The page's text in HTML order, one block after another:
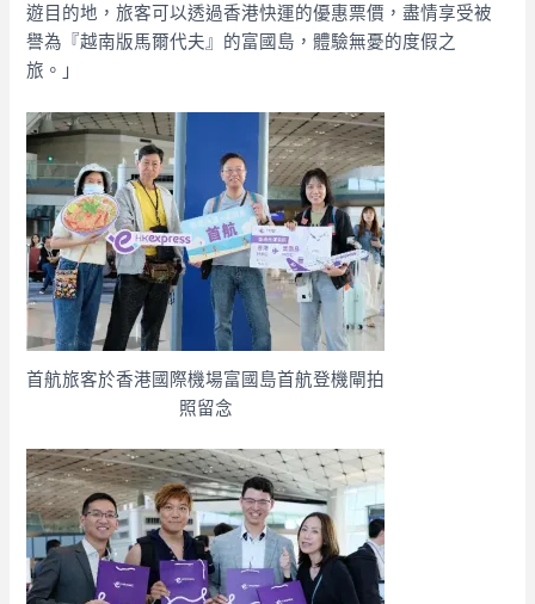
遊目的地，旅客可以透過香港快運的優惠票價，盡情享受被
譽為『越南版馬爾代夫』的富國島，體驗無憂的度假之
旅。」
首航旅客於香港國際機場富國島首航登機閘拍
照留念